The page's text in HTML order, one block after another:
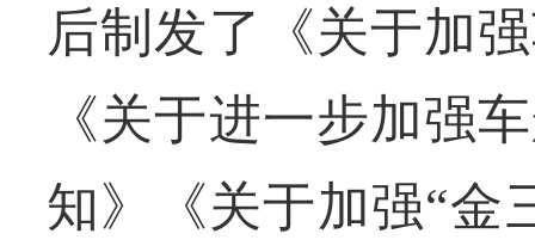
后制发了《关于加
《关于进一步加强
知》《关于加强“金